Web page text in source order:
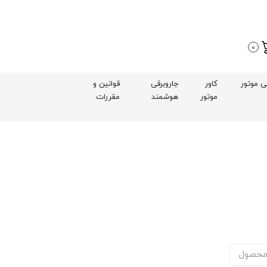
0
موتور
کاور
موتور
جاروبرقی
هوشمند
قوانین و
مقررات